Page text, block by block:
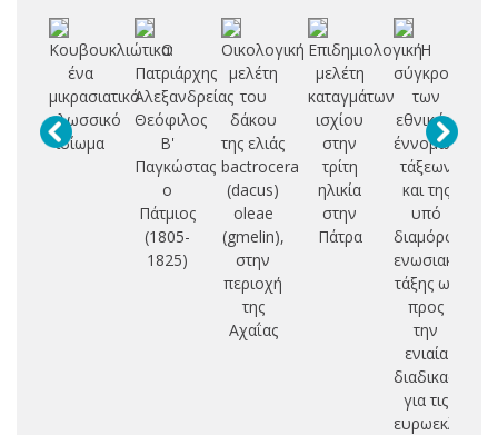
Κουβουκλιώτικα:
ένα
μικρασιατικό
γλωσσικό
ιδίωμα
Ο
Πατριάρχης
Αλεξανδρείας
Θεόφιλος
Β'
Παγκώστας
ο
Πάτμιος
(1805-
1825)
Οικολογική
μελέτη
του
δάκου
της ελιάς
bactrocera
(dacus)
oleae
(gmelin),
στην
περιοχή
της
Αχαΐας
Επιδημιολογική
μελέτη
καταγμάτων
ισχίου
στην
τρίτη
ηλικία
στην
Πάτρα
Η
σύγκρουση
των
εθνικών
έννομων
τάξεων
και της
υπό
διαμόρφωση
ενωσιακής
τάξης ως
προς
την
ενιαία
διαδικασία
για τις
ευρωεκλογές